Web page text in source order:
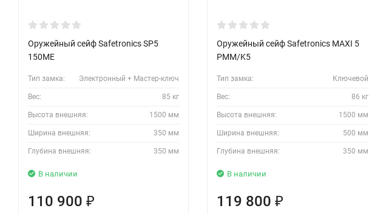
Оружейный сейф Safetronics SP5
150ME
Тип замка: Электронный + Мастер-ключ
Вес: 85 кг
Высота внешняя: 1500 мм
Ширина внешняя: 350 мм
Глубина внешняя: 350 мм
В наличии
110 900 ₽
Оружейный сейф Safetronics MAXI 5
PMM/K5
Тип замка: Ключевой
Вес: 86 кг
Высота внешняя: 1500 мм
Ширина внешняя: 500 мм
Глубина внешняя: 350 мм
В наличии
119 800₽